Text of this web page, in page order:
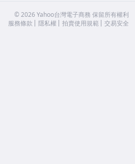
©2026 Yahoo台灣電子商務 保留所有權利
服務條款
隱私權 拍賣使用規範 交易安全